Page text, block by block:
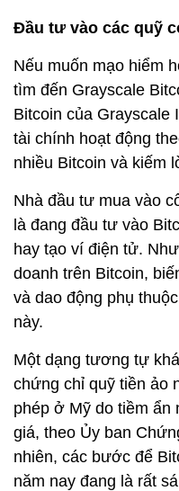
Đầu tư vào các quỹ
Nếu muốn mạo hiểm
tìm đến Grayscale
Bitcoin của
tài chính hoạt động
nhiều Bitcoin và kiếm
Nhà đầu tư mua vào
là đang đầu tư vào
hay tạo ví điện tử.
doanh trên Bitcoin,
và dao động phụ
này.
Một dạng tương tự
chứng chỉ quỹ tiền ảo
phép ở Mỹ do tiềm ẩn
giá, theo Ủy ban
nhiên, các bước để
năm nay đang là rất